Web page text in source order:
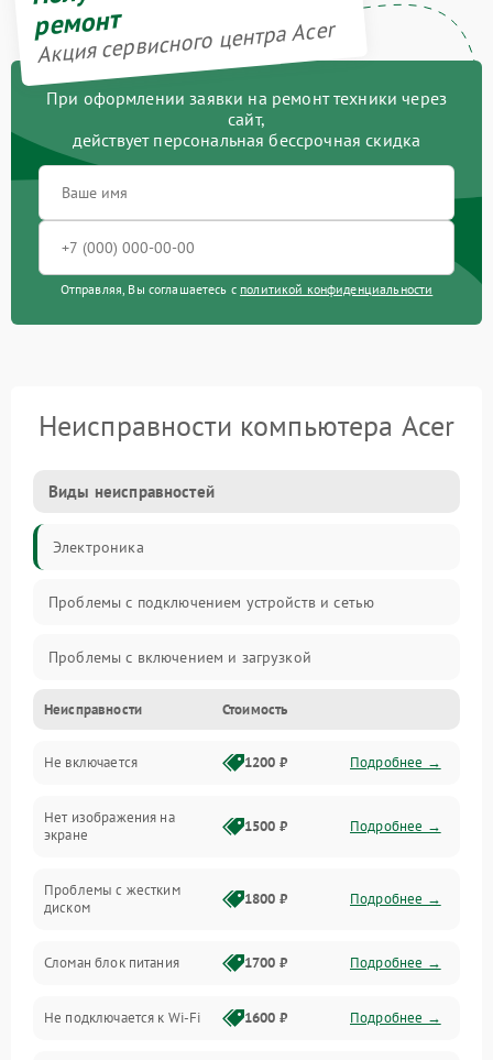
ремонт
Акция сервисного центра Acer
При оформлении заявки на ремонт техники через
сайт,
действует персональная бессрочная скидка
Отправляя, Вы соглашаетесь с политикой конфиденциальности
Неисправности компьютера Acer
Виды неисправностей
Электроника
Проблемы с подключением устройств и сетью
Проблемы с включением и загрузкой
Проблемы с изображением и монитором
Проблемы с производительностью и стабильностью
Прочие специфичные проблемы
Неисправности Стоимость
Не включается 1200 ₽ Подробнее →
Нет изображения на
экране
1500 ₽ Подробнее →
Проблемы с жестким
диском
1800 ₽ Подробнее →
Сломан блок питания 1700 ₽ Подробнее →
Не подключается к Wi-Fi 1600 ₽ Подробнее →